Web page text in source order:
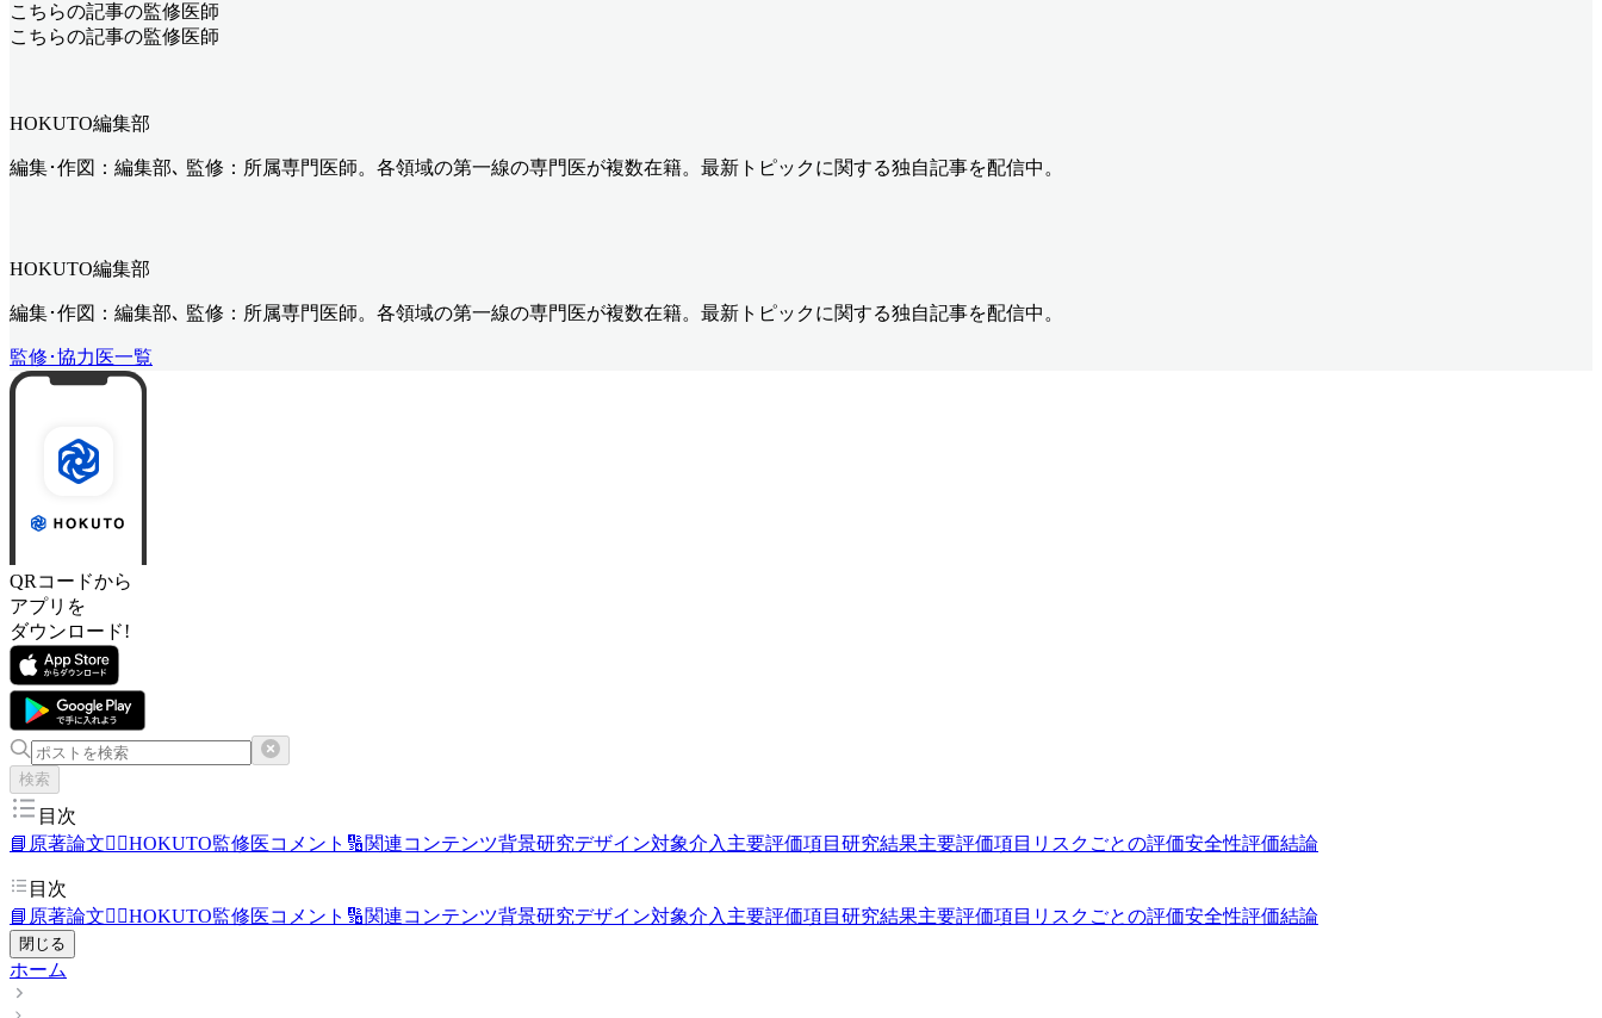
こちらの記事の監修医師
こちらの記事の監修医師
HOKUTO編集部
編集･作図：編集部､ 監修：所属専門医師。各領域の第一線の専門医が複数在籍。最新トピックに関する独自記事を配信中。
HOKUTO編集部
編集･作図：編集部､ 監修：所属専門医師。各領域の第一線の専門医が複数在籍。最新トピックに関する独自記事を配信中。
監修･協力医一覧
QRコードから
アプリを
ダウンロード!
検索
目次
📘原著論文👨‍⚕️HOKUTO監修医コメント 🔢関連コンテンツ背景研究デザイン対象介入 主要評価項目 研究結果主要評価項目 リスクごとの評価安全性評価結論
目次
📘原著論文👨‍⚕️HOKUTO監修医コメント 🔢関連コンテンツ背景研究デザイン対象介入 主要評価項目 研究結果主要評価項目 リスクごとの評価安全性評価結論
閉じる
ホーム